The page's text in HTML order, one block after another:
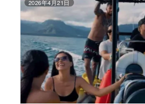
2026年4月21日